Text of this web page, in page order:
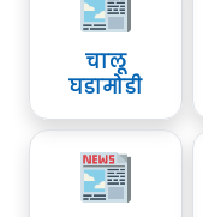
चालू
घडामोडी